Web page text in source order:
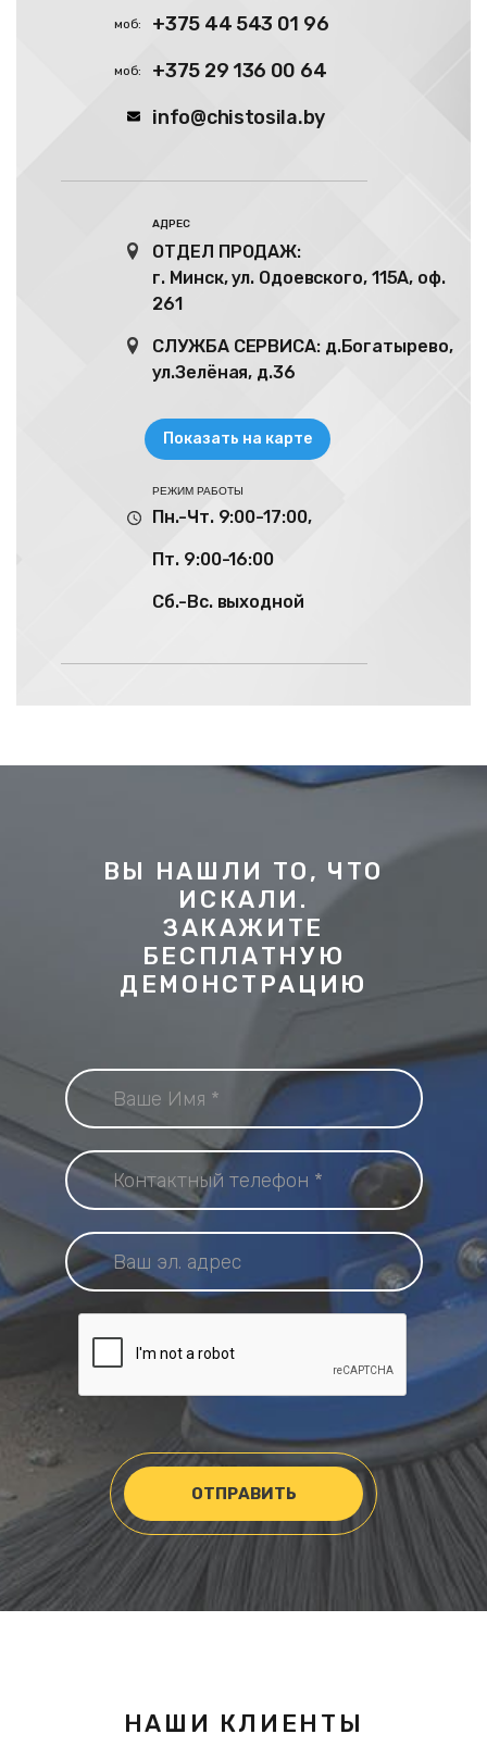
+375 44 543 01 96
+375 29 136 00 64
info@chistosila.by
АДРЕС
ОТДЕЛ ПРОДАЖ:
г. Минск, ул. Одоевского, 115А, оф.
261
СЛУЖБА СЕРВИСА: д.Богатырево,
ул.Зелёная, д.36
Показать на карте
РЕЖИМРАБОТЫ
Пн.-Чт. 9:00-17:00,
Пт. 9:00-16:00
Сб.-Вс. выходной
ВЫ НАШЛИ ТО, ЧТО
ИСКАЛИ.
ЗАКАЖИТЕ
БЕСПЛАТНУЮ
ДЕМОНСТРАЦИЮ
ОТПРАВИТЬ
НАШИ КЛИЕНТЫ